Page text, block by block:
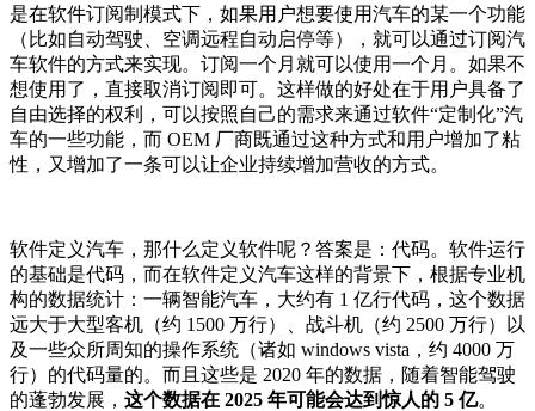
是在软件订阅制模式下，如果用户想要使用汽车的某一个功能
（比如自动驾驶、空调远程自动启停等），就可以通过订阅汽
车软件的方式来实现。订阅一个月就可以使用一个月。如果不
想使用了，直接取消订阅即可。这样做的好处在于用户具备了
自由选择的权利，可以按照自己的需求来通过软件“定制化”汽
车的一些功能，而 OEM 厂商既通过这种方式和用户增加了粘
性，又增加了一条可以让企业持续增加营收的方式。
软件定义汽车，那什么定义软件呢？答案是：代码。软件运行
的基础是代码，而在软件定义汽车这样的背景下，根据专业机
构的数据统计：一辆智能汽车，大约有 1 亿行代码，这个数据
远大于大型客机（约 1500 万行）、战斗机（约 2500 万行）以
及一些众所周知的操作系统（诸如 windows vista，约 4000 万
行）的代码量的。而且这些是 2020 年的数据，随着智能驾驶
的蓬勃发展， 这个数据在 2025 年可能会达到惊人的 5 亿。